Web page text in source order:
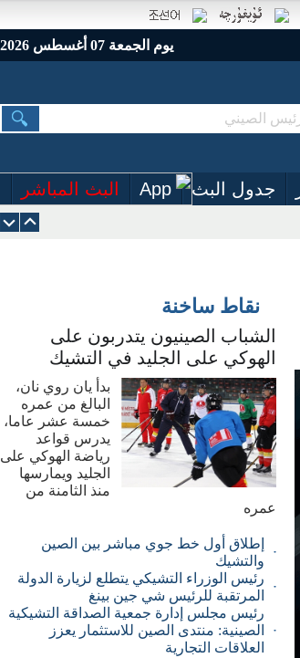
يوم الجمعة 07 أغسطس 2026
جدول البث App البث المباشر
نقاط ساخنة
الشباب الصينيون يتدربون على
الهوكي على الجليد في التشيك
بدأ يان روي نان،
البالغ من عمره
خمسة عشر عاما،
يدرس قواعد
رياضة الهوكي على
الجليد ويمارسها
منذ الثامنة من
عمره
إطلاق أول خط جوي مباشر بين الصين
والتشيك
رئيس الوزراء التشيكي يتطلع لزيارة الدولة
المرتقبة للرئيس شي جين بينغ
رئيس مجلس إدارة جمعية الصداقة التشيكية
الصينية: منتدى الصين للاستثمار يعزز
العلاقات التجارية